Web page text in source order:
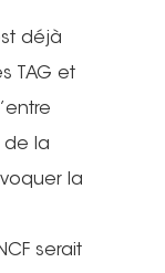
déjà
TAG et
de la
la
serait